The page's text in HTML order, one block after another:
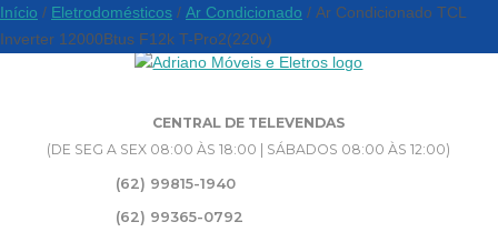
CENTRAL DE TELEVENDAS
(DE SEG A SEX 08:00 ÀS 18:00 | SÁBADOS 08:00 ÀS 12:00)
(62) 99815-1940
(62) 99365-0792
Início / Eletrodomésticos / Ar Condicionado / Ar Condicionado TCL
Inverter 12000Btus F12k T-Pro2(220v)